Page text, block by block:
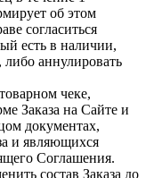
об этом
согласиться
есть в наличии,
либо аннулировать
чеке,
Заказа на Сайте и
документах,
и являющихся
Соглашения.
состав Заказа до